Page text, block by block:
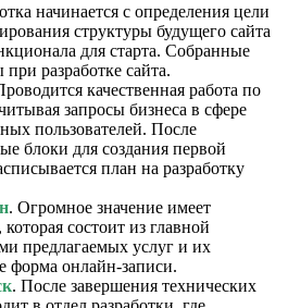
начинается с определения цели
структуры будущего сайта
для старта. Собранные
разработке сайта.
качественная работа по
запросы бизнеса в сфере
пользователей. После
блоки для создания первой
план на разработку
. Огромное значение имеет
состоит из главной
предлагаемых услуг и их
форма онлайн-записи.
. После завершения технических